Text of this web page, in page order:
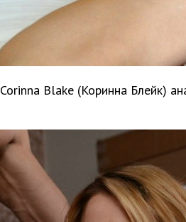
Corinna Blake (Коринна Блейк)